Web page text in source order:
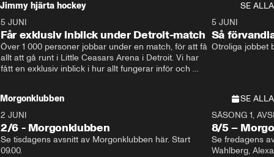
Jimmy hjärta hockey
SE ALLA
5 JUNI
Får exklusiv inblick under Detroit-match
Över 1 000 personer jobbar under en match, för att få
allt att gå runt i Little Ceasars Arena i Detroit. Vi har
fått en exklusiv inblick i hur allt fungerar inför och
5 JUNI
Så
Otroliga jobbet
Morgonklubben
SE ALLA
2 JUNI
2/6 - Morgonklubben
Se tisdagens avsnitt av Morgonklubben här. Start
SÄSONG 1,
8/5 –
Se fredagens